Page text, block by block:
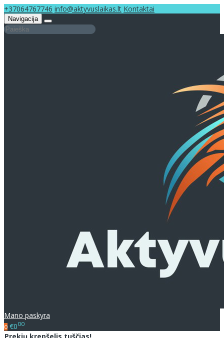
+37064767746 info@aktyvuslaikas.lt Kontaktai
Navigacija
Mano paskyra
0 €000
Prekių krepšelis tuščias!